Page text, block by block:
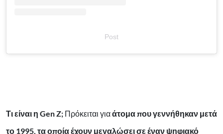
Post
Τι είναι η Gen Z; Πρόκειται γιαάτομα που γεννήθηκαν μετά
το 1995, τα οποία έχουν μεγαλώσει σε έναν ψηφιακό